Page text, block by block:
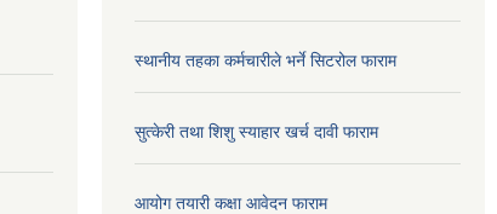
स्थानीय तहका कर्मचारीले भर्ने सिटरोल फाराम
सुत्केरी तथा शिशु स्याहार खर्च दावी फाराम
आयोग तयारी कक्षा आवेदन फाराम